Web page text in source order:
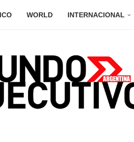
WORLD INTERNACIONAL